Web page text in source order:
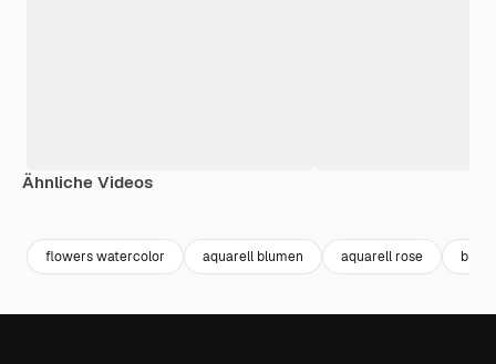
Ähnliche Videos
flowers watercolor aquarell blumen aquarell rose